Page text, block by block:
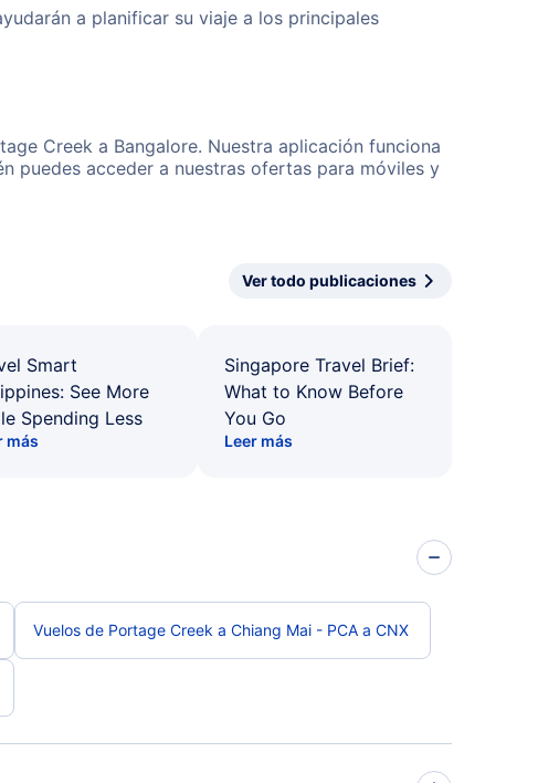
a planificar su viaje a los principales
Creek a Bangalore. Nuestra aplicación funciona
puedes acceder a nuestras ofertas para móviles y
Ver todo publicaciones
Smart
See More
Spending Less
más
Singapore Travel Brief:
What to Know Before
You Go
Leer más
Vuelos de Portage Creek a Chiang Mai - PCA a CNX